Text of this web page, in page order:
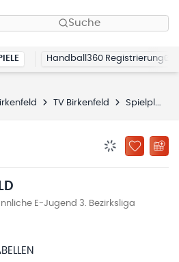
Suche
Handball360 Registrierung
TV Birkenfeld Spielplan
ZU
E-Jugend 3. Bezirksliga